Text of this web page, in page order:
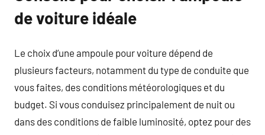
de voiture idéale
Le choix d’une ampoule pour voiture dépend de
plusieurs facteurs, notamment du type de conduite que
vous faites, des conditions météorologiques et du
budget. Si vous conduisez principalement de nuit ou
dans des conditions de faible luminosité, optez pour des